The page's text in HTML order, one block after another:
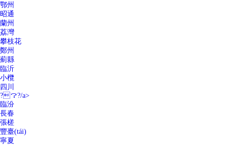
鄂州
昭通
蘭州
荔灣
攀枝花
鄭州
薊縣
臨沂
小欖
四川
?？?/a>
臨汾
長春
張槎
豐臺(tái)
寧夏